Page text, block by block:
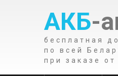
АКБ-
бесплатная
по всей
при заказе от